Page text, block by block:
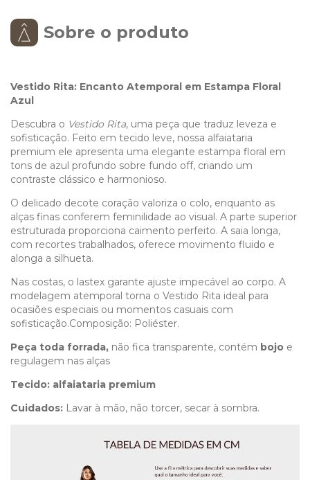
Sobre o produto
Vestido Rita: Encanto Atemporal em Estampa Floral
Azul
Descubra o Vestido Rita, uma peça que traduz leveza e
sofisticação. Feito em tecido leve, nossa alfaiataria
premium ele apresenta uma elegante estampa floral em
tons de azul profundo sobre fundo off, criando um
contraste clássico e harmonioso.
O delicado decote coração valoriza o colo, enquanto as
alças finas conferem feminilidade ao visual. A parte superior
estruturada proporciona caimento perfeito. A saia longa,
com recortes trabalhados, oferece movimento fluido e
alonga a silhueta.
Nas costas, o lastex garante ajuste impecável ao corpo. A
modelagem atemporal torna o Vestido Rita ideal para
ocasiões especiais ou momentos casuais com
sofisticação.Composição: Poliéster.
Peça toda forrada, não fica transparente, contém bojo e
regulagem nas alças
Tecido: alfaiataria premium
Cuidados: Lavar à mão, não torcer, secar à sombra.